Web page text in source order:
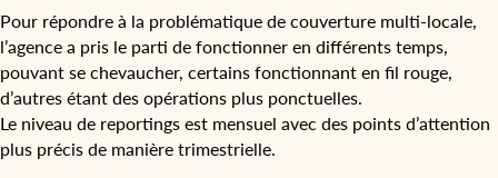
Pour répondre à la problématique de couverture multi-locale,
l’agence a pris le parti de fonctionner en différents temps,
pouvant se chevaucher, certains fonctionnant en fil rouge,
d’autres étant des opérations plus ponctuelles.
Le niveau de reportings est mensuel avec des points d’attention
plus précis de manière trimestrielle.